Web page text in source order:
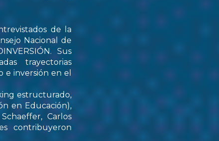
de la
Nacional de
Sus
trayectorias
e inversión en el
estructurado,
en Educación),
Carlos
contribuyeron